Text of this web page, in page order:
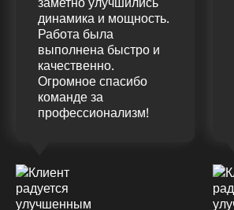
динамика и мощность.
Работа была
выполнена быстро и
качественно.
Огромное спасибо
команде за
профессионализм!